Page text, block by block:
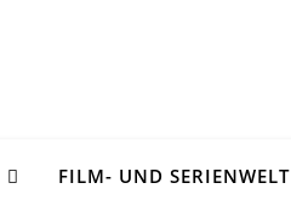
FILM- UND SERIENWELT